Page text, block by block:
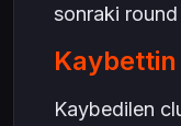
sonraki round
Kaybettin
Kaybedilen